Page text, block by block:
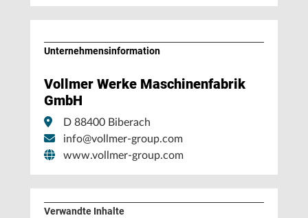
Unternehmens­information
Vollmer Werke Maschinenfabrik
GmbH
D 88400 Biberach
info@vollmer-group.com
www.vollmer-group.com
Verwandte Inhalte